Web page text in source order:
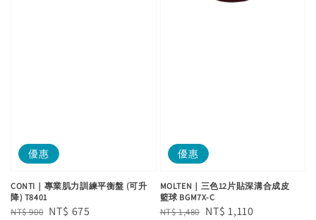
優惠
CONTI｜專業肌力訓練平衡盤 (可升
降) T8401
Regular
NT$ 900 Sale
NT$ 675
優惠
MOLTEN｜三色12片貼深溝合成皮
籃球 BGM7X-C
Regular
NT$ 1,480 Sale
NT$ 1,110